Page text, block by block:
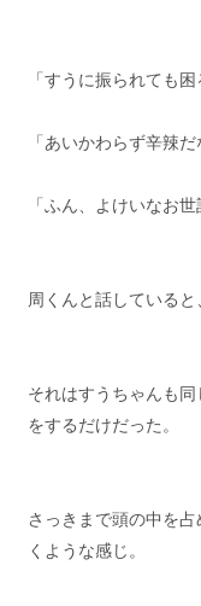
「すうに振られても困
「あいかわらず辛辣だ
「ふん、よけいなお世
周くんと話していると
それはすうちゃんも
をするだけだった。
さっきまで頭の中を
くような感じ。